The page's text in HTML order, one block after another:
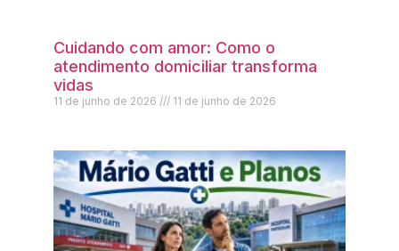
Cuidando com amor: Como o
atendimento domiciliar transforma
vidas
11 de junho de 2026 11 de junho de 2026